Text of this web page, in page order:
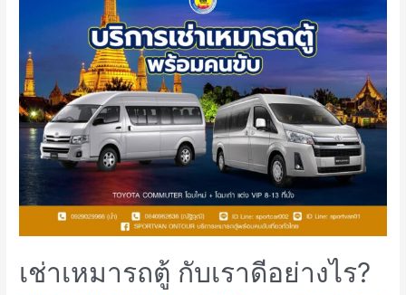
3
Mermaids
Café
คาเฟ่
นาง
เหงือก
พัทยา
ลม
วิว
เช่าเหมารถตู้ กับเราดีอย่างไร?